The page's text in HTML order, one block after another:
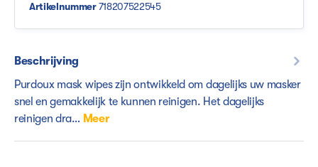
Artikelnummer718207522545
Beschrijving
Purdoux mask wipes zijn ontwikkeld om dagelijks uw masker
snel en gemakkelijk te kunnen reinigen. Het dagelijks
reinigen dra… Meer